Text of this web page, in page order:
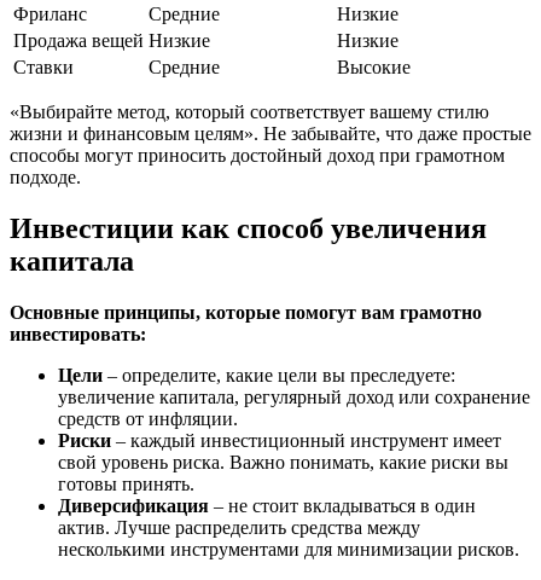
Фриланс
Средние
Низкие
Продажа вещей Низкие
Низкие
Ставки
Средние Высокие
«Выбирайте метод, который соответствует вашему стилю
жизни и финансовым целям». Не забывайте, что даже простые
способы могут приносить достойный доход при грамотном
подходе.
Инвестиции как способ увеличения
капитала
Основные принципы, которые помогут вам грамотно
инвестировать:
Цели – определите, какие цели вы преследуете:
увеличение капитала, регулярный доход или сохранение
средств от инфляции.
Риски – каждый инвестиционный инструмент имеет
свой уровень риска. Важно понимать, какие риски вы
готовы принять.
Диверсификация – не стоит вкладываться в один
актив. Лучше распределить средства между
несколькими инструментами для минимизации рисков.